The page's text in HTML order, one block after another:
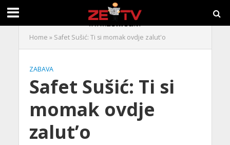
Home » Safet Sušić: Ti si momak ovdje zalut'o
ZABAVA
Safet Sušić: Ti si
momak ovdje
zalut’o